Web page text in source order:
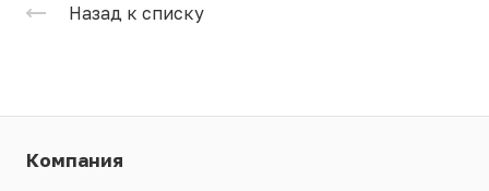
Назад к списку
Компания